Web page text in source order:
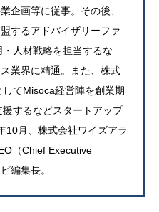
企画等に従事。その後、
するアドバイザリーファ
人材戦略を担当するな
業界に精通。また、株式
てMisoca経営陣を創業期
するなどスタートアップ
10月、株式会社ワイズアラ
（Chief Executive
編集長。